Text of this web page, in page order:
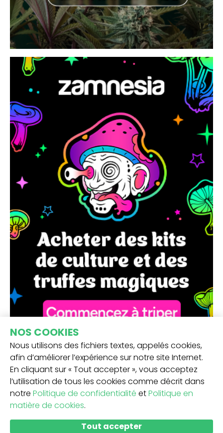
RECEVEZ NOTRE NEWSLETTER -
NOS COOKIES
Nous utilisons des fichiers textes, appelés cookies,
afin d’améliorer l’expérience sur notre site Internet.
En cliquant sur « Tout accepter », vous acceptez
l’utilisation de tous les cookies comme décrit dans
notre Politique de confidentialité etPolitique en
matière de cookies.
Tout accepter